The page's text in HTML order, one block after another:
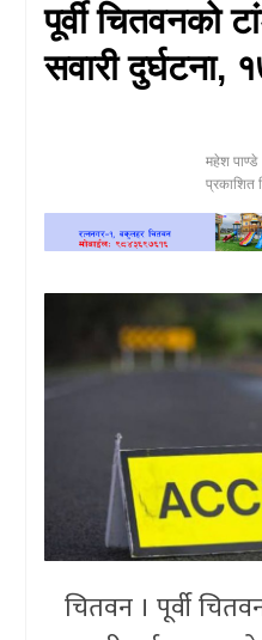
मनोरञ्जन
खेलकुद
विश्व
विचार/
अन्तर्वार्ता
पूर्वी चितवनको
सवारी दुर्घटना,
महेश पाण्डे
प्रकाशित
चितवन । पूर्वी